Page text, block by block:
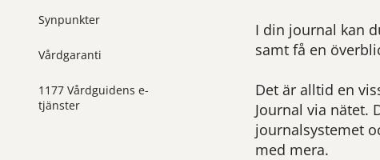
Synpunkter
Vårdgaranti
1177 Vårdguidens e-
tjänster
I din journal kan
samt få en
Det är alltid en
Journal via nätet.
journalsystemet
med mera.